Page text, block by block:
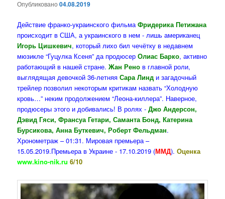
Опубликовано04.08.2019
Действие франко-украинского фильмаФридерика Петижана
происходит в США, а украинского в нем - лишь американец
Игорь Цишкевич, который лихо бил чечётку в недавнем
мюзикле “Гуцулка Ксеня” да продюсерОлиас Барко, активно
работающий в нашей стране. Жан Рено в главной роли,
выглядящая девочкой 36-летняяСара Линд и загадочный
трейлер позволил некоторым критикам назвать “Холодную
кровь…” неким продолжением “Леона-киллера”. Наверное,
продюсеры этого и добивались! В ролях -Джо Андерсон,
Дэвид Гяси, Франсуа Гетари, Саманта Бонд, Катерина
Бурсикова, Анна Буткевич, Роберт Фельдман.
Хронометраж – 01:31. Мировая премьера –
15.05.2019.Премьера в Украине - 17.10.2019 (ММД).Оценка
www.kino-nik.ru 6/10